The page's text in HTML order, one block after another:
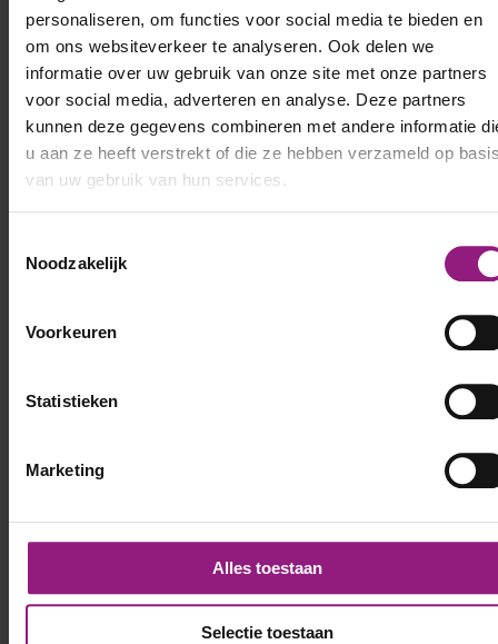
personaliseren, om functies voor social media te bieden en
om ons websiteverkeer te analyseren. Ook delen we
informatie over uw gebruik van onze site met onze partners
voor social media, adverteren en analyse. Deze partners
kunnen deze gegevens combineren met andere informatie
u aan ze heeft verstrekt of die ze hebben verzameld op
van uw gebruik van hun services.
Noodzakelijk
Voorkeuren
Statistieken
Marketing
Alles toestaan
Selectie toestaan